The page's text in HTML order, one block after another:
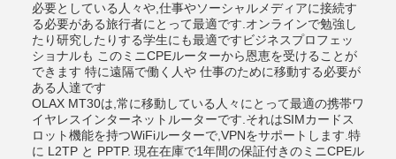
必要としている人々や,仕事やソーシャルメディアに接続す
る必要がある旅行者にとって最適です.オンラインで勉強し
たり研究したりする学生にも最適ですビジネスプロフェッ
ショナルも このミニCPEルーターから恩恵を受けることが
できます 特に遠隔で働く人や 仕事のために移動する必要が
ある人達です
OLAX MT30は,常に移動している人々にとって最適の携帯ワ
イヤレスインターネットルーターです.それはSIMカードス
ロット機能を持つWiFiルーターで,VPNをサポートします.特
に L2TP と PPTP. 現在在庫で1年間の保証付きのミニCPEル